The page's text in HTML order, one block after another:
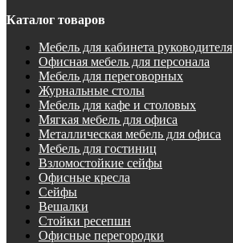
Каталог товаров
Мебель для кабинета руководителя
Офисная мебель для персонала
Мебель для переговорных
Журнальные столы
Мебель для кафе и столовых
Мягкая мебель для офиса
Металлическая мебель для офиса
Мебель для гостиниц
Взломостойкие сейфы
Офисные кресла
Сейфы
Вешалки
Стойки ресепшн
Офисные перегородки